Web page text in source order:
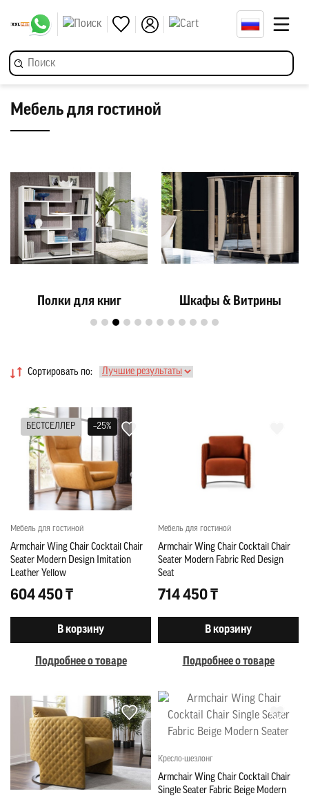
Мебель для гостиной
Полки для книг Шкафы & Витрины
Сортировать по:
БЕСТСЕЛЛЕР –25%
Мебель для гостиной
Armchair Wing Chair Cocktail Chair
Seater Modern Design Imitation
Leather Yellow
604 450 ₸
В корзину
Подробнее о товаре
Мебель для гостиной
Armchair Wing Chair Cocktail Chair
Seater Modern Fabric Red Design
Seat
714 450 ₸
В корзину
Подробнее о товаре
Кресло-шезлонг
Armchair Wing Chair Cocktail Chair
Single Seater Fabric Beige Modern